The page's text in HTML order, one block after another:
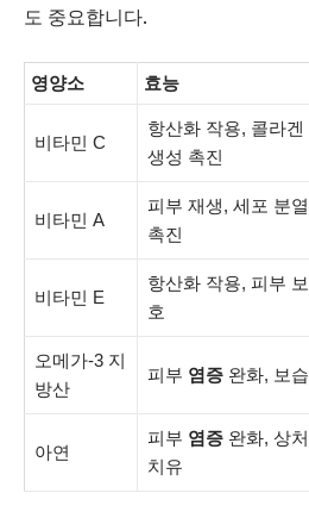
도 중요합니다.
영양소 효능
비타민 C
항산화 작용, 콜라겐
생성 촉진
비타민 A
피부 재생, 세포 분열
촉진
비타민 E
항산화 작용, 피부 보
호
오메가-3 지
방산
피부 염증 완화, 보습
아연
피부 염증 완화, 상처
치유